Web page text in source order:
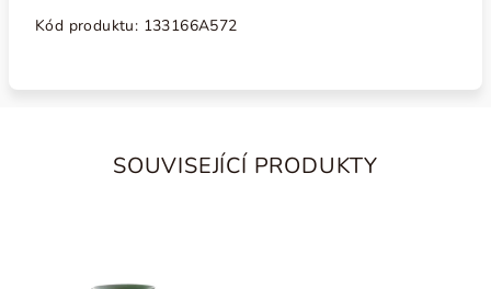
Kód produktu: 133166A572
SOUVISEJÍCÍ PRODUKTY